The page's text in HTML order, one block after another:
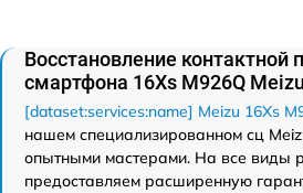
Восстановление
смартфона 16Xs M926Q Meizu
[dataset:services:name] Meizu 16Xs
нашем специализированном сц
опытными мастерами. На все виды
предоставляем расширенную